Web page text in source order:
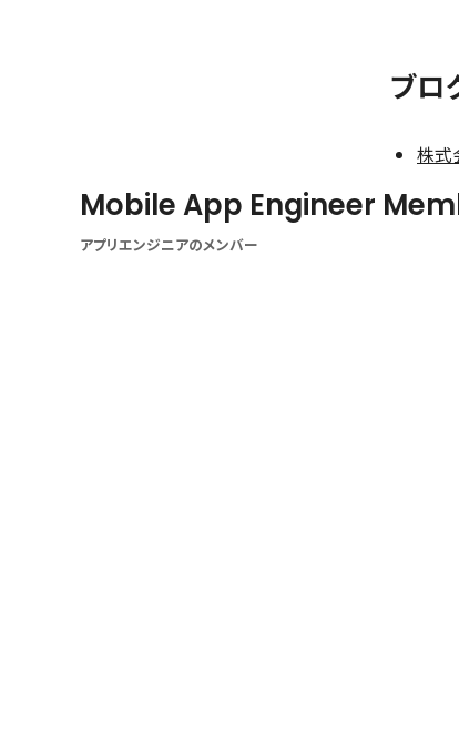
ブロ
株式
Mobile App Engineer
アプリエンジニアのメンバー